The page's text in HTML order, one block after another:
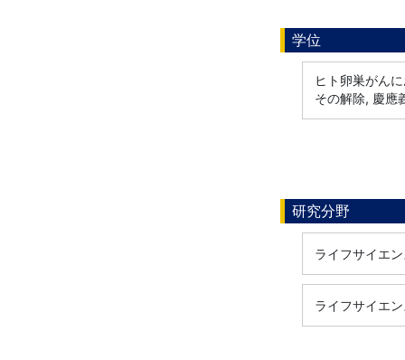
学位
ヒト卵巣がん
その解除, 慶應
研究分野
ライフサイエ
ライフサイエ